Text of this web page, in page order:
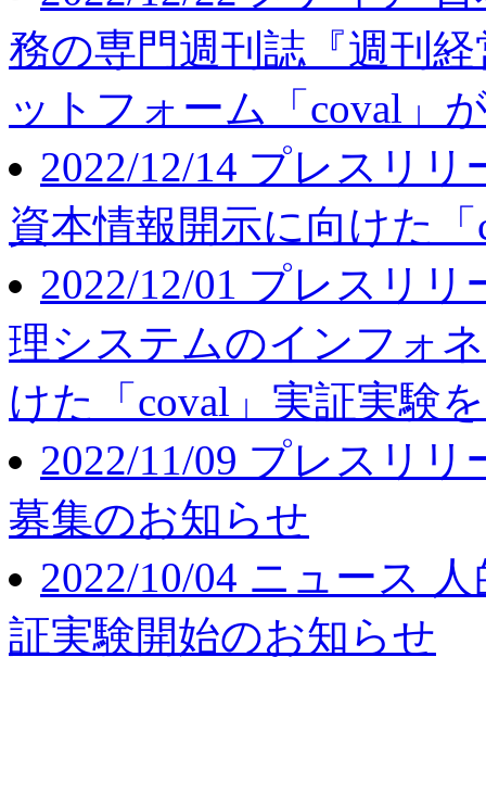
務の専門週刊誌『週刊
ットフォーム「coval」
2022/12/14 プレスリリ
資本情報開示に向けた
2022/12/01 プレスリリ
理システムのインフォ
けた「coval」実証実験
2022/11/09 プレスリリ
募集のお知らせ
2022/10/04 ニュース
証実験開始のお知らせ